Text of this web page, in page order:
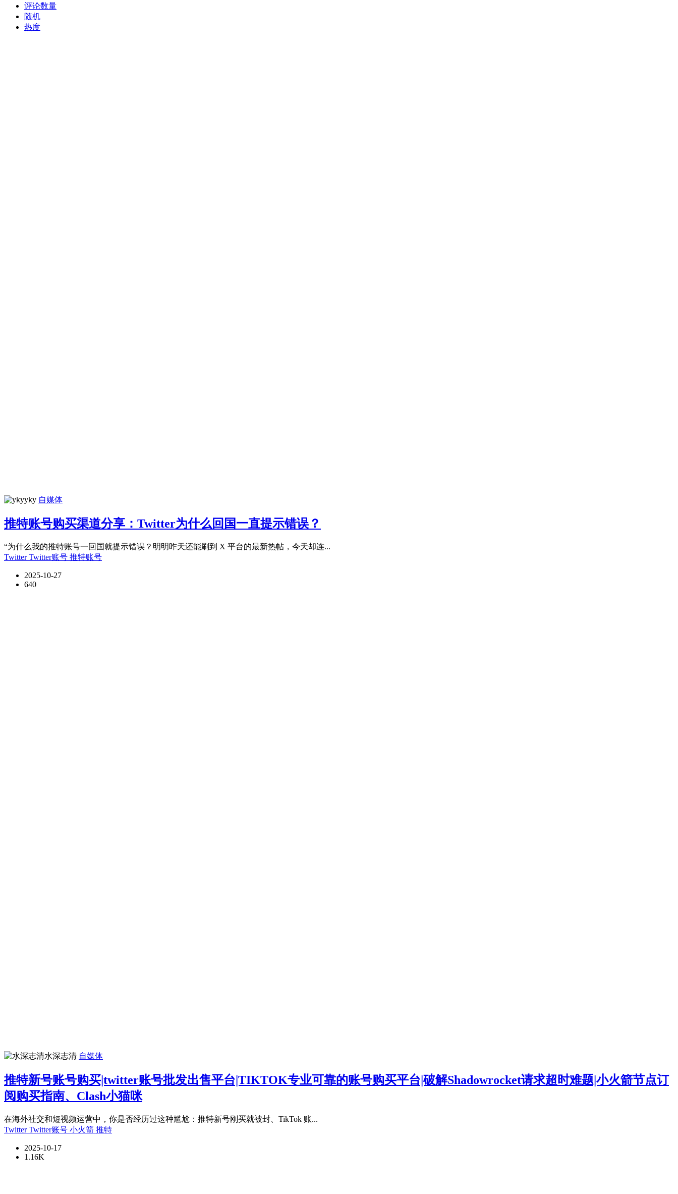
评论数量
随机
热度
yky 自媒体
推特账号购买渠道分享：Twitter为什么回国一直提示错误？
“为什么我的推特账号一回国就提示错误？明明昨天还能刷到 X 平台的最新热帖，今天却连...
Twitter Twitter账号 推特账号
2025-10-27
640
水深志清 自媒体
推特新号账号购买|twitter账号批发出售平台|TIKTOK专业可靠的账号购买平台|破解Shadowrocket请求超时难题|小火箭节点订
阅购买指南、Clash小猫咪
在海外社交和短视频运营中，你是否经历过这种尴尬：推特新号刚买就被封、TikTok 账...
Twitter Twitter账号 小火箭 推特
2025-10-17
1.16K